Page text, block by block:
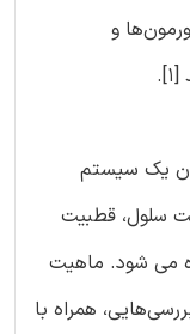
و
یک سیستم
سلول، قطبیت
می شود. ماهیت
همراه با